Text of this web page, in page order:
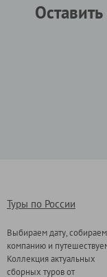
Туры по России
Выбираем дату, собираем
компанию и
Коллекция актуальных
сборных туров от